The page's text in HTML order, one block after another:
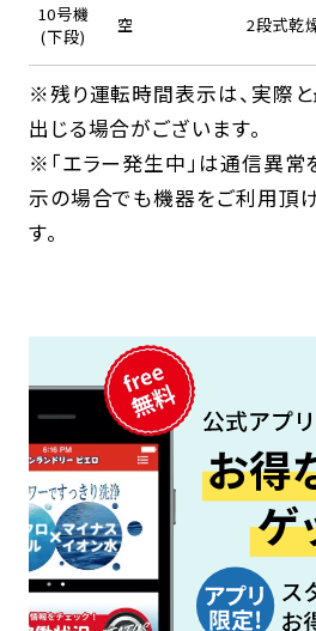
10号機
(下段)
空 2段式乾
※残り運転時間表示は、実際
出じる場合がございます。
※「エラー発生中」は通信異常
示の場合でも機器をご利用頂
す。